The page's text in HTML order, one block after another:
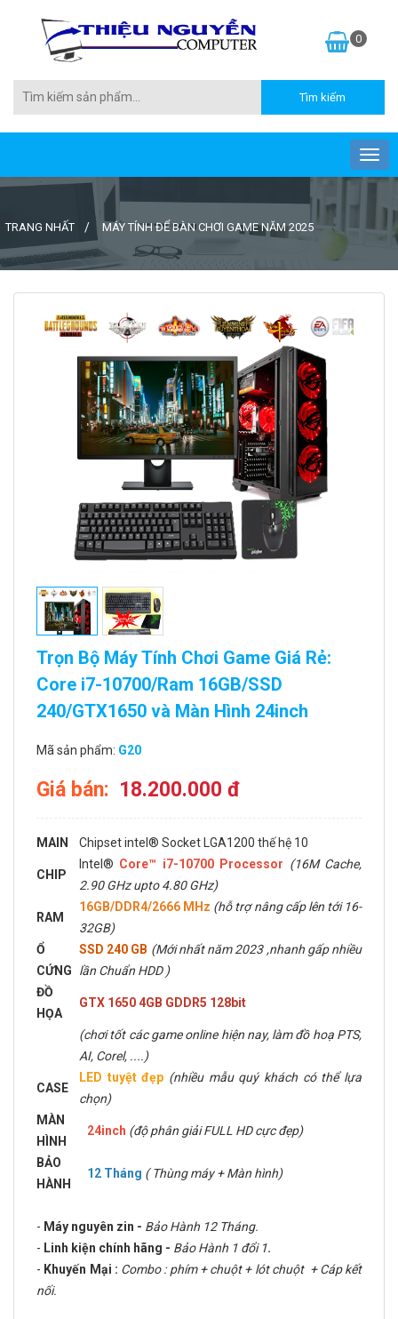
0
TRANG NHẤT MÁY TÍNH ĐỂ BÀN CHƠI GAME NĂM 2025
Trọn Bộ Máy Tính Chơi Game Giá Rẻ:
Core i7-10700/Ram 16GB/SSD
240/GTX1650 và Màn Hình 24inch
Mã sản phẩm: G20
Giá bán: 18.200.000 đ
MAIN Chipset intel® Socket LGA1200 thế hệ 10
CHIP
Intel® Core™ i7-10700 Processor (16M Cache,
2.90 GHz upto 4.80 GHz)
RAM
16GB/DDR4/2666 MHz (hỗ trợ nâng cấp lên tới 16-
32GB)
Ổ
CỨNG
SSD 240 GB (Mới nhất năm 2023 ,nhanh gấp nhiều
lần Chuẩn HDD )
ĐỒ
HỌA
GTX 1650 4GB GDDR5 128bit
(chơi tốt các game online hiện nay, làm đồ hoạ PTS,
AI, Corel, ....)
CASE
LED tuyệt đẹp (nhiều mẫu quý khách có thể lựa
chọn)
MÀN
HÌNH
24inch (độ phân giải FULL HD cực đẹp)
BẢO
HÀNH
12 Tháng ( Thùng máy + Màn hình)
- Máy nguyên zin - Bảo Hành 12 Tháng.
- Linh kiện chính hãng - Bảo Hành 1 đổi 1.
- Khuyến Mại : Combo : phím + chuột + lót chuột + Cáp kết
nối.